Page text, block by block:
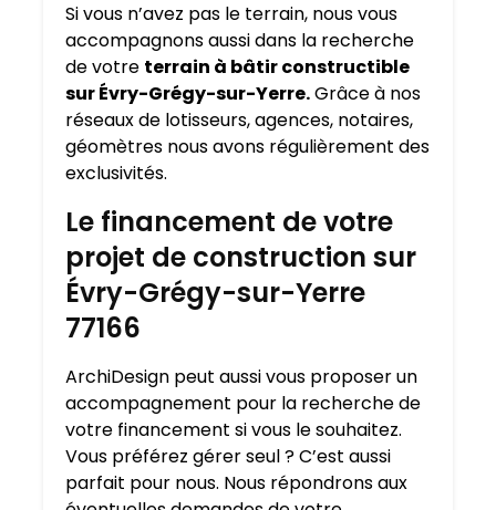
Si vous n’avez pas le terrain, nous vous
accompagnons aussi dans la recherche
de votre terrain à bâtir constructible
sur Évry-Grégy-sur-Yerre.Grâce à nos
réseaux de lotisseurs, agences, notaires,
géomètres nous avons régulièrement des
exclusivités.
Le financement de votre
projet de construction sur
Évry-Grégy-sur-Yerre
77166
ArchiDesign peut aussi vous proposer un
accompagnement pour la recherche de
votre financement si vous le souhaitez.
Vous préférez gérer seul ? C’est aussi
parfait pour nous. Nous répondrons aux